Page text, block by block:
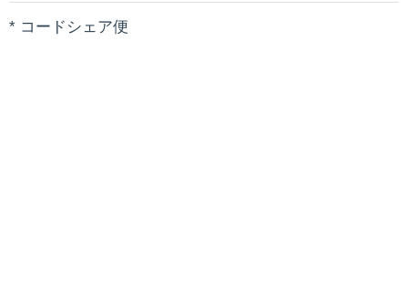
* コードシェア便